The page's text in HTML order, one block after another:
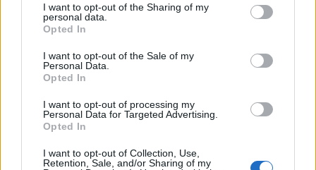
not limited to your visit or usage behaviour. You may click to
grant or deny consent to Google and its third-party tags to
use your data for below specified purposes in below Google
consent section.
I want to opt-out of the Sharing of my
personal data.
Opted In
I want to opt-out of the Sale of my
Personal Data.
Opted In
I want to opt-out of processing my
Personal Data for Targeted Advertising.
Opted In
I want to opt-out of Collection, Use,
Retention, Sale, and/or Sharing of my
Auto prende fuoco sulla strada statale 125 a
Olbia, cosa è successo
Incidente sulla 125 a Olbia, due auto coinvolte:
Auto finisce contro un muretto, un ferito ad
Arzachena